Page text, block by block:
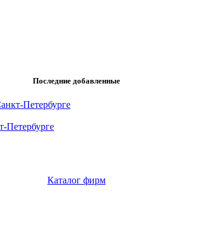
Последние добавленные
Петербурге
Петербурге
Каталог фирм